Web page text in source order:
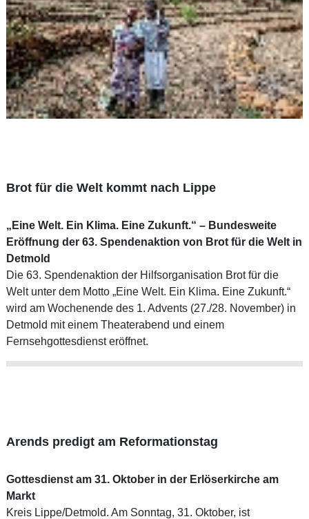
Brot für die Welt kommt nach Lippe
„Eine Welt. Ein Klima. Eine Zukunft.“ – Bundesweite
Eröffnung der 63. Spendenaktion von Brot für die Welt in
Detmold
Die 63. Spendenaktion der Hilfsorganisation Brot für die
Welt unter dem Motto „Eine Welt. Ein Klima. Eine Zukunft.“
wird am Wochenende des 1. Advents (27./28. November) in
Detmold mit einem Theaterabend und einem
Fernsehgottesdienst eröffnet.
Arends predigt am Reformationstag
Gottesdienst am 31. Oktober in der Erlöserkirche am
Markt
Kreis Lippe/Detmold. Am Sonntag, 31. Oktober, ist